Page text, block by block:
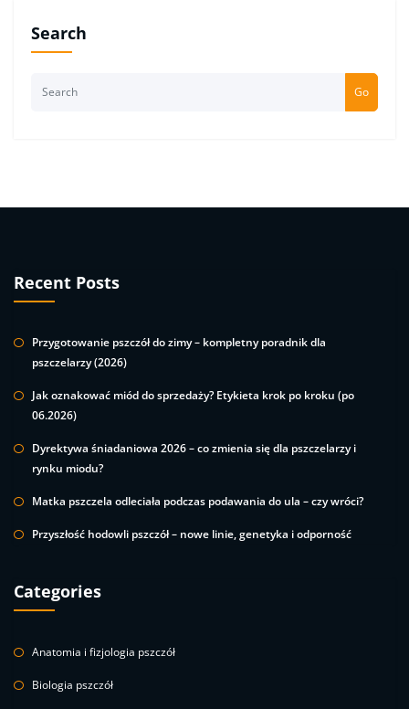
Search
Go
Recent Posts
Przygotowanie pszczół do zimy – kompletny poradnik dla
pszczelarzy (2026)
Jak oznakować miód do sprzedaży? Etykieta krok po kroku (po
06.2026)
Dyrektywa śniadaniowa 2026 – co zmienia się dla pszczelarzy i
rynku miodu?
Matka pszczela odleciała podczas podawania do ula – czy wróci?
Przyszłość hodowli pszczół – nowe linie, genetyka i odporność
Categories
Anatomia i fizjologia pszczół
Biologia pszczół